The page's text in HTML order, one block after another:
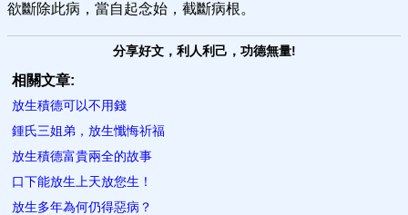
欲斷除此病，當自起念始，截斷病根。
分享好文，利人利己，功德無量!
相關文章:
放生積德可以不用錢
鍾氏三姐弟，放生懺悔祈福
放生積德富貴兩全的故事
口下能放生上天放您生！
放生多年為何仍得惡病？